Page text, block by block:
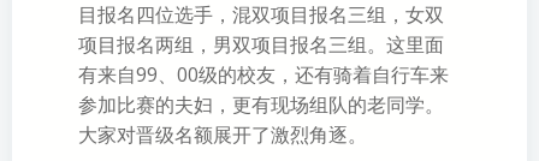
目报名四位选手，混双项目报名三组，女双
项目报名两组，男双项目报名三组。这里面
有来自99、00级的校友，还有骑着自行车来
参加比赛的夫妇，更有现场组队的老同学。
大家对晋级名额展开了激烈角逐。